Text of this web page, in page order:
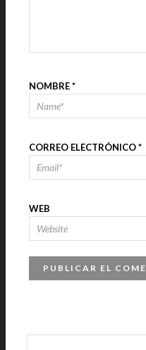
NOMBRE*
CORREO ELECTRÓNICO*
WEB